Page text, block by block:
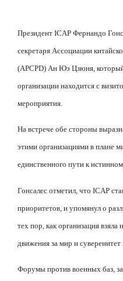
Президент ICAP Фернандо
секретаря Ассоциации
(APCPD) Ан Юэ Цзюня, который
организации находится с
мероприятия.
На встрече обе стороны
этими организациями в плане
единственного пути к
Гонсалес отметил, что ICAP
приоритетов, и упомянул о
тех пор, как организация
движения за мир и суверенитет
Форумы против военных баз, за